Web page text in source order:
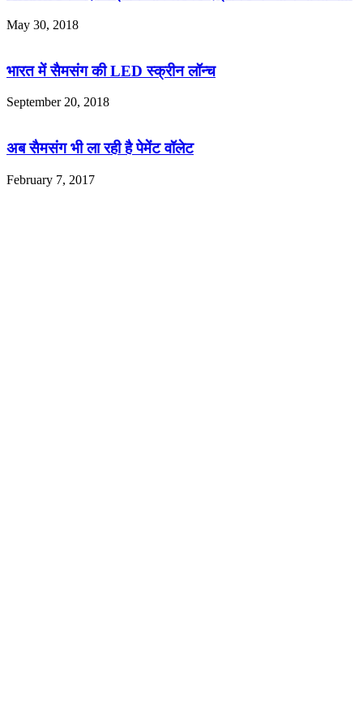
May 30, 2018
भारत में सैमसंग की LED स्क्रीन लॉन्च
September 20, 2018
अब सैमसंग भी ला रही है पेमेंट वॉलेट
February 7, 2017